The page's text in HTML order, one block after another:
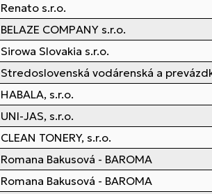
Renato s.r.o.
BELAZE COMPANY s.r.o.
Sirowa Slovakia s.r.o.
Stredoslovenská vodárenská a
HABALA, s.r.o.
UNI-JAS, s.r.o.
CLEAN TONERY, s.r.o.
Romana Bakusová - BAROMA
Romana Bakusová - BAROMA